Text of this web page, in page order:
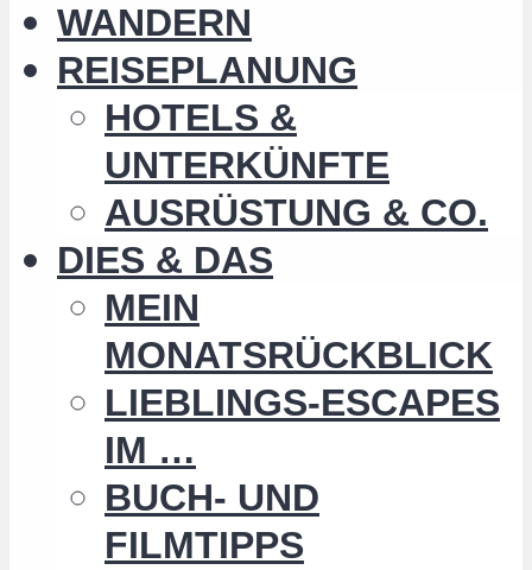
WANDERN
REISEPLANUNG
HOTELS &
UNTERKÜNFTE
AUSRÜSTUNG & CO.
DIES & DAS
MEIN
MONATSRÜCKBLICK
LIEBLINGS-ESCAPES
IM …
BUCH- UND
FILMTIPPS